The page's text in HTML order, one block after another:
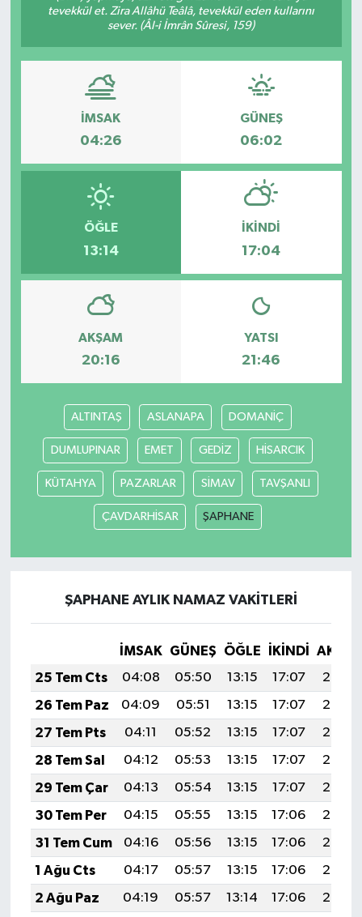
tevekkül et. Zira Allâhü Teâlâ, tevekkül eden kullarını
sever. (Âl-i İmrân Sûresi, 159)
İMSAK
04:26
GÜNEŞ
06:02
ÖĞLE
13:14
İKINDI
17:04
AKŞAM
20:16
YATSI
21:46
ALTINTAŞ ASLANAPA DOMANİÇ
DUMLUPINAR EMET GEDİZ HİSARCIK
KÜTAHYA PAZARLAR SİMAV TAVŞANLI
ÇAVDARHİSAR ŞAPHANE
ŞAPHANE AYLIK NAMAZ VAKITLERI
İMSAK GÜNEŞ ÖĞLE İKINDI
25 Tem Cts
04:08 05:50 13:15 17:07
20:29
26 Tem Paz
04:09 05:51 13:15 17:07
20:28
27 Tem Pts
04:11 05:52 13:15 17:07
20:27
28 Tem Sal
04:12 05:53 13:15 17:07
20:26
29 Tem Çar
04:13 05:54 13:15 17:07
20:25
30 Tem Per
04:15 05:55 13:15 17:06
20:24
31 Tem Cum
04:16 05:56 13:15 17:06
20:24
1 Ağu Cts
04:17 05:57 13:15 17:06
20:23
2 Ağu Paz
04:19 05:57 13:14 17:06
20:22
ÖZEL HABER
RESMİ REKLAM